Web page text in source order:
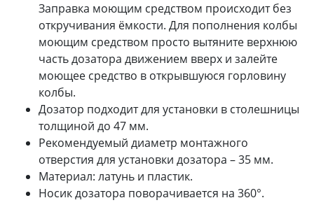
Заправка моющим средством происходит без
откручивания ёмкости. Для пополнения колбы
моющим средством просто вытяните верхнюю
часть дозатора движением вверх и залейте
моющее средство в открывшуюся горловину
колбы.
Дозатор подходит для установки в столешницы
толщиной до 47 мм.
Рекомендуемый диаметр монтажного
отверстия для установки дозатора – 35 мм.
Материал: латунь и пластик.
Носик дозатора поворачивается на 360°.